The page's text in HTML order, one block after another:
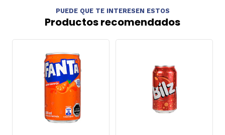
PUEDE QUE TE INTERESEN ESTOS
Productos recomendados